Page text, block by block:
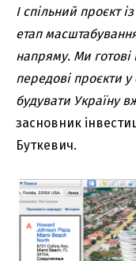
І спільний проєкт
етап
напряму. Ми готові
передові проєкти у
будувати Україну
засновник
Буткевич.